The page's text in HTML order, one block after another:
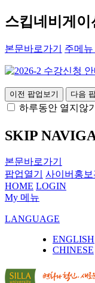
스킵네비게이
본문바로가기 주메뉴
이전 팝업보기 다음
하루동안 열지않기
SKIP
본문바로가기
팝업열기
사이버홍보
HOME LOGIN
My 메뉴
LANGUAGE
ENGLISH
CHINESE